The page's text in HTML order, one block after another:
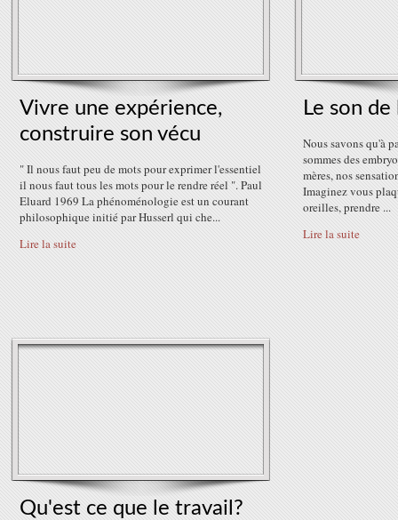
Vivre une expérience,
construire son vécu
" Il nous faut peu de mots pour exprimer l'essentiel
il nous faut tous les mots pour le rendre réel ". Paul
Eluard 1969 La phénoménologie est un courant
philosophique initié par Husserl qui che...
Lire la suite
Le son
Nous savons qu'à
sommes des
mères, nos
Imaginez vous
oreilles, prendre ...
Lire la suite
Qu'est ce que le travail?